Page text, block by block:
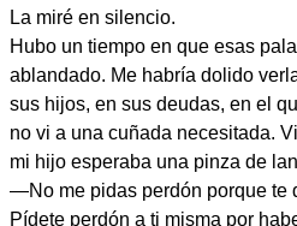
La miré en silencio.
Hubo un tiempo en que esas
ablandado. Me habría dolido
sus hijos, en sus deudas, en el
no vi a una cuñada necesitada.
mi hijo esperaba una pinza de
—No me pidas perdón porque
Pídete perdón a ti misma por